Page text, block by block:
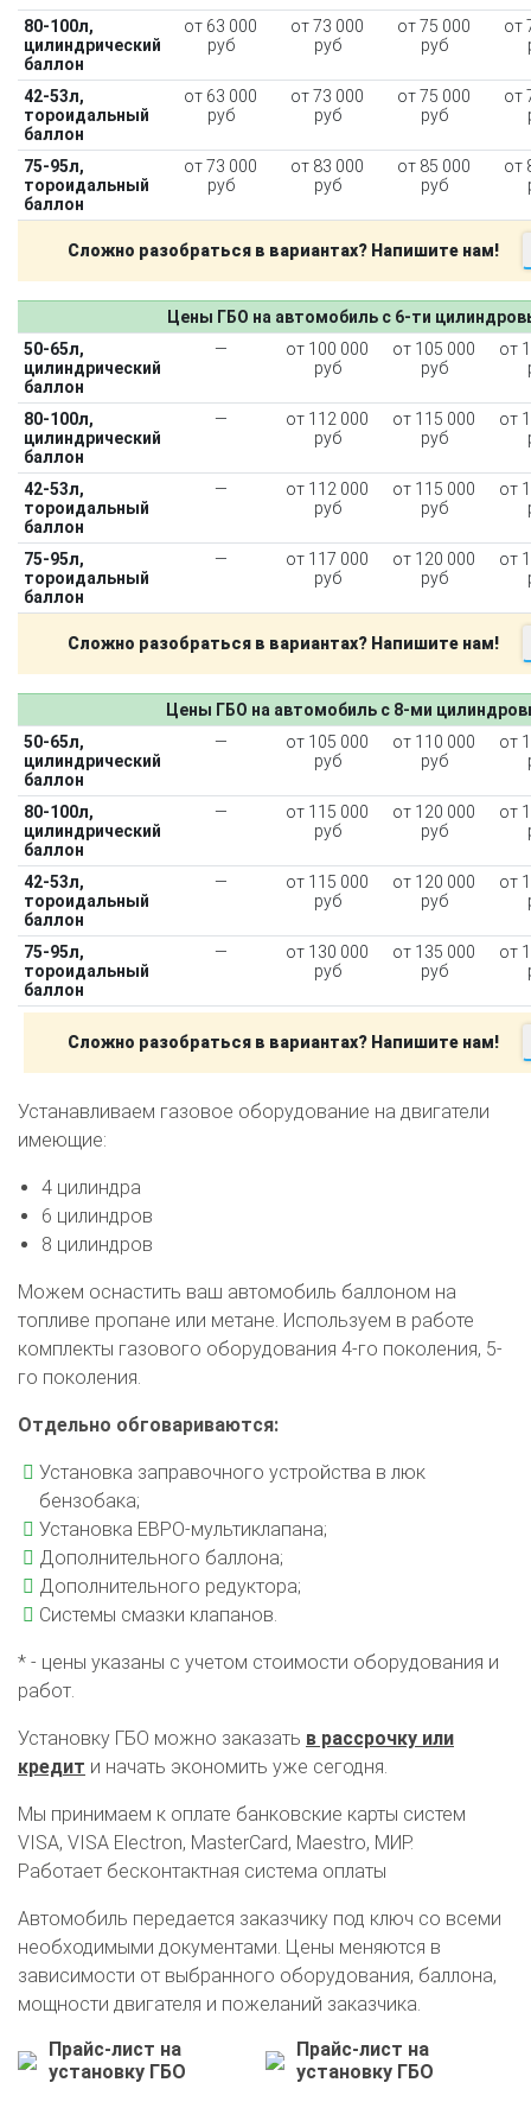
О автосервисе
Отзывы клиентов
Установка ГБО за 6 часов
2-го поколения 4-го поколения
5-го поколения
OMVL LOVATO Digitronic
80-100л,
цилиндрический
баллон
от 63 000
руб
от 73 000
руб
от 75 000
руб
от
42-53л,
тороидальный
баллон
от 63 000
руб
от 73 000
руб
от 75 000
руб
от
75-95л,
тороидальный
баллон
от 73 000
руб
от 83 000
руб
от 85 000
руб
от
Сложно разобраться в вариантах? Напишите нам!
Цены ГБО на автомобиль с 6-ти
50-65л,
цилиндрический
баллон
—
от 100 000
руб
от 105 000
руб
от
80-100л,
цилиндрический
баллон
—
от 112 000
руб
от 115 000
руб
от
42-53л,
тороидальный
баллон
—
от 112 000
руб
от 115 000
руб
от
75-95л,
тороидальный
баллон
—
от 117 000
руб
от 120 000
руб
от
Сложно разобраться в вариантах? Напишите нам!
Цены ГБО на автомобиль с 8-ми
50-65л,
цилиндрический
баллон
—
от 105 000
руб
от 110 000
руб
от
80-100л,
цилиндрический
баллон
—
от 115 000
руб
от 120 000
руб
от
42-53л,
тороидальный
баллон
—
от 115 000
руб
от 120 000
руб
от
75-95л,
тороидальный
баллон
—
от 130 000
руб
от 135 000
руб
от
Сложно разобраться в вариантах? Напишите нам!
Устанавливаем газовое оборудование на двигатели
имеющие:
4 цилиндра
6 цилиндров
8 цилиндров
Можем оснастить ваш автомобиль баллоном на
топливе пропане или метане. Используем в работе
комплекты газового оборудования 4-го поколения, 5-
го поколения.
Отдельно обговариваются:
Установка заправочного устройства в люк
бензобака;
Установка ЕВРО-мультиклапана;
Дополнительного баллона;
Дополнительного редуктора;
Системы смазки клапанов.
* - цены указаны с учетом стоимости оборудования и
работ.
Установку ГБО можно заказать в рассрочку или
кредит и начать экономить уже сегодня.
Мы принимаем к оплате банковские карты систем
VISA, VISA Electron, MasterCard, Maestro, МИР.
Работает бесконтактная система оплаты
Автомобиль передается заказчику под ключ со всеми
необходимыми документами. Цены меняются в
зависимости от выбранного оборудования, баллона,
мощности двигателя и пожеланий заказчика.
Прайс-лист на
установку ГБО
Прайс-лист на
установку ГБО